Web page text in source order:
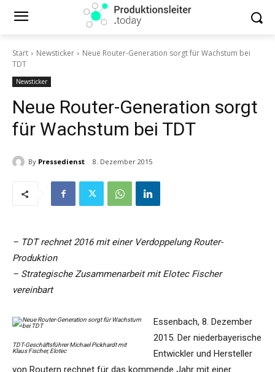
Start Newsticker
Neue Router-Generation sorgt für Wachstum bei
TDT
Newsticker
Neue Router-Generation sorgt
für Wachstum bei TDT
By Pressedienst 8. Dezember 2015
– TDT rechnet 2016 mit einer Verdoppelung Router-
Produktion
– Strategische Zusammenarbeit mit Elotec Fischer
vereinbart
TDT-Geschäftsführer Michael Pickhardt mit
Klaus Fischer, Elotec
Essenbach, 8. Dezember
2015. Der niederbayerische
Entwickler und Hersteller
von Routern rechnet für das kommende Jahr mit einer